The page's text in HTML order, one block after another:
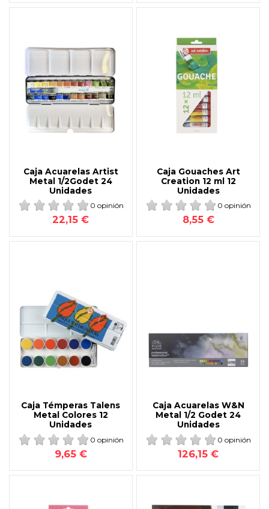
Caja Acuarelas Artist
Metal 1/2Godet 24
Unidades
0 opinión
22,15 €
Caja Gouaches Art
Creation 12 ml 12
Unidades
0 opinión
8,55 €
Caja Témperas Talens
Metal Colores 12
Unidades
0 opinión
9,65 €
Caja Acuarelas W&N
Metal 1/2 Godet 24
Unidades
0 opinión
126,15 €